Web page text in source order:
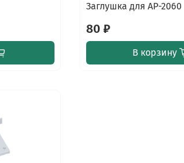
Заглушка для AP-2060
80 ₽
В корзину